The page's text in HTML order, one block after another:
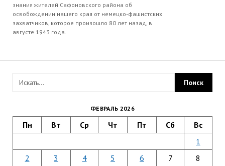
знания жителей Сафоновского района об
освобождении нашего края от немецко-фашистских
захватчиков, которое произошло 80 лет назад, в
августе 1943 года.
ФЕВРАЛЬ 2026
Пн Вт Ср Чт Пт Сб Вс
1
2
3 4 5 6 7
8